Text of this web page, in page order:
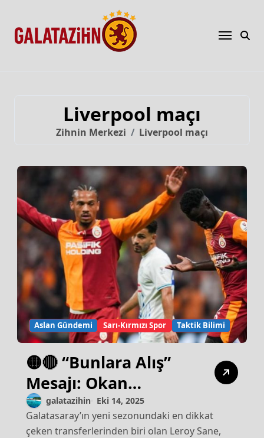
Liverpool maçı
Zihnin Merkezi Liverpool maçı
Aslan Gündemi Sarı-Kırmızı Spor Taktik Bilimi
🟡🔴 “Bunlara Alış”
Mesajı: Okan
Buruk’tan Sane’ye
Sessiz Bir Manifesto
galatazihin Eki 14, 2025
Galatasaray’ın yeni sezonundaki en dikkat
çeken transferlerinden biri olan Leroy Sane,